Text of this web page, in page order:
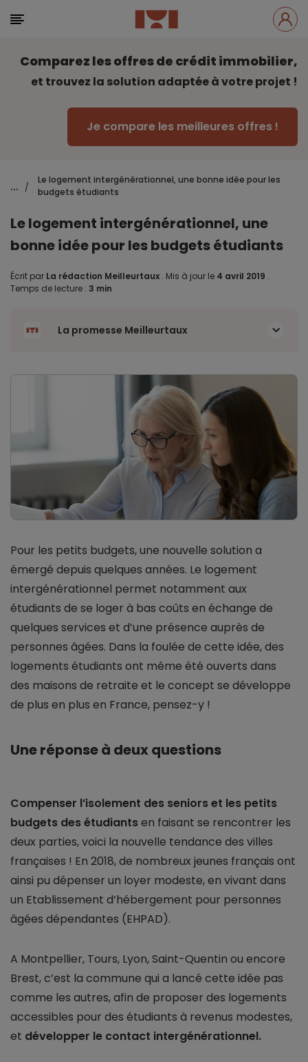
Comparez les offres de crédit immobilier,
et trouvez la solution adaptée à votre projet !
Je compare les meilleures offres !
... /
Le logement intergénérationnel, une bonne idée pour les
budgets étudiants
Le logement intergénérationnel, une
bonne idée pour les budgets étudiants
Écrit par La rédaction Meilleurtaux . Mis à jour le 4 avril 2019 .
Temps de lecture : 3 min
La promesse Meilleurtaux
Pour les petits budgets, une nouvelle solution a
émergé depuis quelques années. Le logement
intergénérationnel permet notamment aux
étudiants de se loger à bas coûts en échange de
quelques services et d’une présence auprès de
personnes âgées. Dans la foulée de cette idée, des
logements étudiants ont même été ouverts dans
des maisons de retraite et le concept se développe
de plus en plus en France, pensez-y !
Une réponse à deux questions
Compenser l’isolement des seniors et les petits
budgets des étudiantsen faisant se rencontrer les
deux parties, voici la nouvelle tendance des villes
françaises ! En 2018, de nombreux jeunes français ont
ainsi pu dépenser un loyer modeste, en vivant dans
un Etablissement d’hébergement pour personnes
âgées dépendantes (EHPAD).
A Montpellier, Tours, Lyon, Saint-Quentin ou encore
Brest, c’est la commune qui a lancé cette idée pas
comme les autres, afin de proposer des logements
accessibles pour des étudiants à revenus modestes,
et développer le contact intergénérationnel.